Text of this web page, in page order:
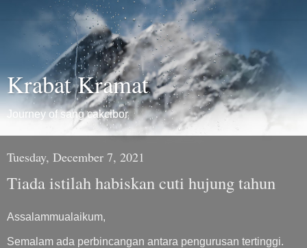
Krabat Kramat
Journey of sang cakcibor
Tuesday, December 7, 2021
Tiada istilah habiskan cuti hujung tahun
Assalammualaikum,
Semalam ada perbincangan antara pengurusan tertinggi.